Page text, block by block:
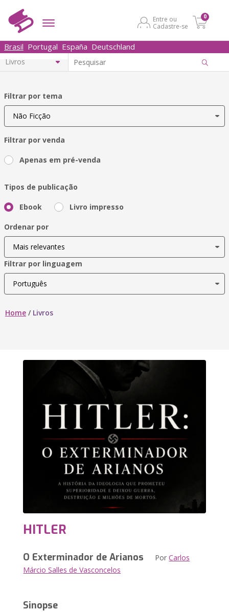
Entre ou
Cadastre-se
0
Brasil Portugal España Deutschland
Filtrar por tema
Filtrar por venda
Apenas em pré-venda
Tipos de publicação
Ebook Livro impresso
Ordenar por
Filtrar por linguagem
Home / Livros
HITLER
O Exterminador de Arianos PorCarlos
Márcio Salles de Vasconcelos
Sinopse